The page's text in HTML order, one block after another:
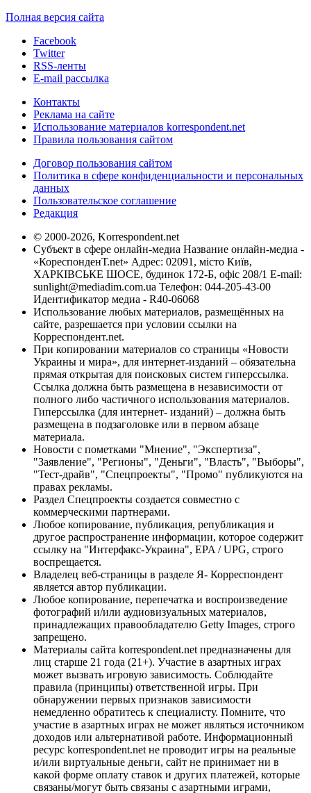
Полная версия сайта
Facebook
Twitter
RSS-ленты
E-mail рассылка
Контакты
Реклама на сайте
Использование материалов korrespondent.net
Правила пользования сайтом
Договор пользования сайтом
Политика в сфере конфиденциальности и персональных
данных
Пользовательское соглашение
Редакция
© 2000-2026, Korrespondent.net
Субъект в сфере онлайн-медиа Название онлайн-медиа -
«КореспонденТ.net» Адрес: 02091, місто Київ,
ХАРКІВСЬКЕ ШОСЕ, будинок 172-Б, офіс 208/1 E-mail:
sunlight@mediadim.com.ua Телефон: 044-205-43-00
Идентификатор медиа - R40-06068
Использование любых материалов, размещённых на
сайте, разрешается при условии ссылки на
Корреспондент.net.
При копировании материалов со страницы «Новости
Украины и мира», для интернет-изданий – обязательна
прямая открытая для поисковых систем гиперссылка.
Ссылка должна быть размещена в независимости от
полного либо частичного использования материалов.
Гиперссылка (для интернет- изданий) – должна быть
размещена в подзаголовке или в первом абзаце
материала.
Новости с пометками "Мнение", "Экспертиза",
"Заявление", "Регионы", "Деньги", "Власть", "Выборы",
"Тест-драйв", "Спецпроекты", "Промо" публикуются на
правах рекламы.
Раздел Спецпроекты создается совместно с
коммерческими партнерами.
Любое копирование, публикация, републикация и
другое распространение информации, которое содержит
ссылку на "Интерфакс-Украина", EPA / UPG, строго
воспрещается.
Владелец веб-страницы в разделе Я- Корреспондент
является автор публикации.
Любое копирование, перепечатка и воспроизведение
фотографий и/или аудиовизуальных материалов,
принадлежащих правообладателю Getty Images, строго
запрещено.
Материалы сайта korrespondent.net предназначены для
лиц старше 21 года (21+). Участие в азартных играх
может вызвать игровую зависимость. Соблюдайте
правила (принципы) ответственной игры. При
обнаружении первых признаков зависимости
немедленно обратитесь к специалисту. Помните, что
участие в азартных играх не может являться источником
доходов или альтернативой работе. Информационный
ресурс korrespondent.net не проводит игры на реальные
и/или виртуальные деньги, сайт не принимает ни в
какой форме оплату ставок и других платежей, которые
связаны/могут быть связаны с азартными играми,